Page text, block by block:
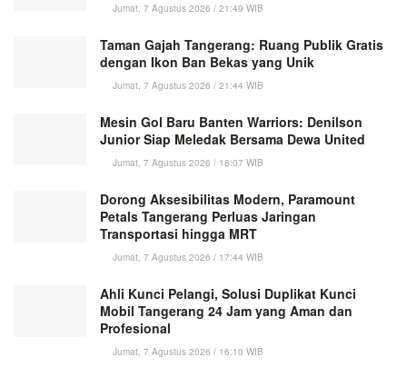
Jumat, 7 Agustus 2026 / 21:49 WIB
Taman Gajah Tangerang: Ruang Publik Gratis
dengan Ikon Ban Bekas yang Unik
Jumat, 7 Agustus 2026 / 21:44 WIB
Mesin Gol Baru Banten Warriors: Denilson
Junior Siap Meledak Bersama Dewa United
Jumat, 7 Agustus 2026 / 18:07 WIB
Dorong Aksesibilitas Modern, Paramount
Petals Tangerang Perluas Jaringan
Transportasi hingga MRT
Jumat, 7 Agustus 2026 / 17:44 WIB
Ahli Kunci Pelangi, Solusi Duplikat Kunci
Mobil Tangerang 24 Jam yang Aman dan
Profesional
Jumat, 7 Agustus 2026 / 16:10 WIB